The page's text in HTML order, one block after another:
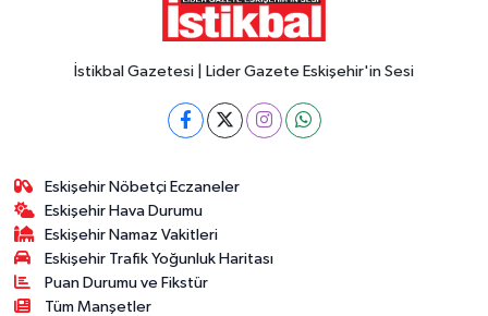
İstikbal Gazetesi | Lider Gazete Eskişehir'in Sesi
Eskişehir Nöbetçi Eczaneler
Eskişehir Hava Durumu
Eskişehir Namaz Vakitleri
Eskişehir Trafik Yoğunluk Haritası
Puan Durumu ve Fikstür
Tüm Manşetler